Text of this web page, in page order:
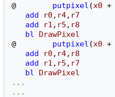
@ putpixel (x0 +
add
r0 , r4, r7
add
r1 , r5 , r8
bl
DrawPixel
@
putpixel (x0 +
add
r0 , r4, r8
add
r1 , r5 , r7
bl
DrawPixel
...
...